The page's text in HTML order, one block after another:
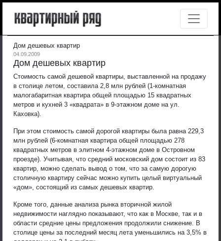
Дом дешевых квартир
04.09.2009
Дом дешевых квартир
Стоимость самой дешевой квартиры, выставленной на продажу
в столице летом, составила 2,8 млн рублей (1-комнатная
малогабаритная квартира общей площадью 15 квадратных
метров и кухней 3 «квадрата» в 9-этажном доме на ул.
Каховка).
При этом стоимость самой дорогой квартиры была равна 229,3
млн рублей (6-комнатная квартира общей площадью 278
квадратных метров в элитном 4-этажном доме в Островном
проезде). Учитывая, что средний московский дом состоит из 83
квартир, можно сделать вывод о том, что за самую дорогую
столичную квартиру сейчас можно купить целый виртуальный
«дом», состоящий из самых дешевых квартир.
Кроме того, данные анализа рынка вторичной жилой
недвижимости наглядно показывают, что как в Москве, так и в
области средние цены предложения продолжили снижение. В
столице цены за последний месяц лета уменьшились на 3,5% в